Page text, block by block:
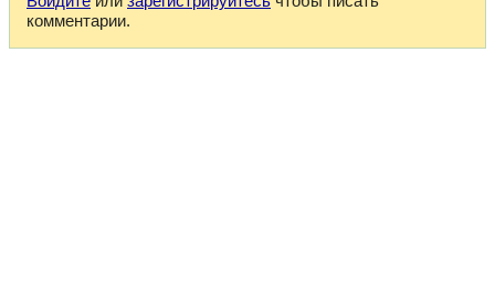
комментарии.